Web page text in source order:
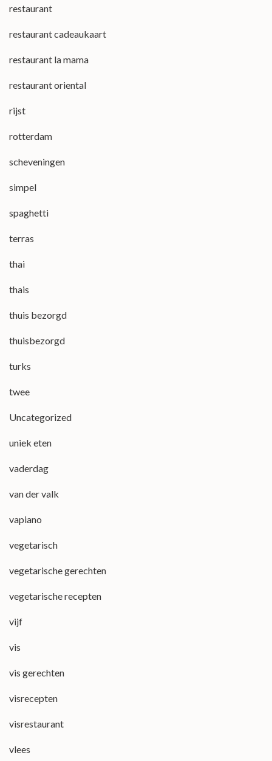
restaurant
restaurant cadeaukaart
restaurant la mama
restaurant oriental
rijst
rotterdam
scheveningen
simpel
spaghetti
terras
thai
thais
thuis bezorgd
thuisbezorgd
turks
twee
Uncategorized
uniek eten
vaderdag
van der valk
vapiano
vegetarisch
vegetarische gerechten
vegetarische recepten
vijf
vis
vis gerechten
visrecepten
visrestaurant
vlees